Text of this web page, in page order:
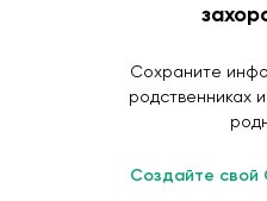
Сохраните
родственниках
Создайте свой